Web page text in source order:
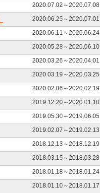
2020.07.02～2020.07.08
2020.06.25～2020.07.01
2020.06.11～2020.06.24
2020.05.28～2020.06.10
2020.03.26～2020.04.01
2020.03.19～2020.03.25
2020.02.06～2020.02.19
2019.12.20～2020.01.10
2019.05.30～2019.06.05
2019.02.07～2019.02.13
2018.12.13～2018.12.19
2018.03.15～2018.03.28
2018.01.18～2018.01.24
2018.01.10～2018.01.17